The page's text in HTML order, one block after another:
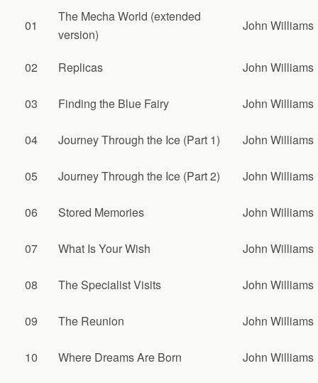
01
The Mecha World (extended
version)
John Williams
02 Replicas John Williams
03 Finding the Blue Fairy John Williams
04 Journey Through the Ice (Part 1) John Williams
05 Journey Through the Ice (Part 2) John Williams
06 Stored Memories John Williams
07 What Is Your Wish John Williams
08 The Specialist Visits John Williams
09 The Reunion John Williams
10 Where Dreams Are Born John Williams